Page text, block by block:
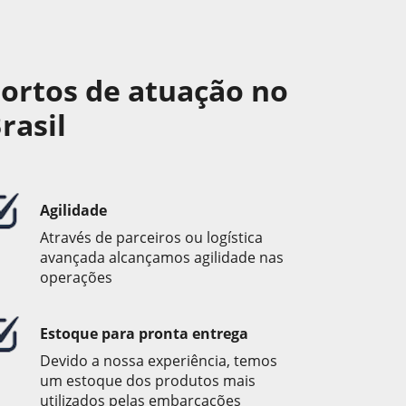
de atuação no
Agilidade
Através de parceiros ou logística
avançada alcançamos agilidade nas
operações
Estoque para pronta entrega
Devido a nossa experiência, temos
um estoque dos produtos mais
utilizados pelas embarcações